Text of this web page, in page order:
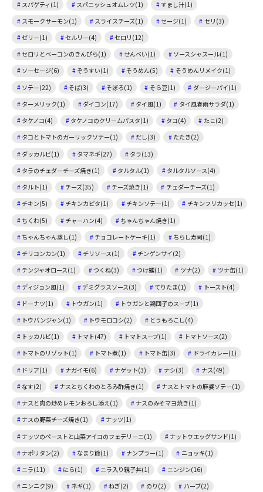
スパゲティ(1) スパニッシュオムレツ(1)
すまし汁(1)
スモークサーモン(1)
スライスチーズ(1) セージ(1)
セリ(3)
ゼリー(1)
セルリー(4)
セロリ(12)
セロリとベーコンのきんぴら(1)
せんべい(1)
ソースシャスール(1)
ソーセージ(6)
ぞうすい(1) そうめん(5)
そうめんリメイク(1)
ソテー(22)
そば(3) そぼろ(1) そら豆(1)
ダージーパイ(1)
ターメリック(1)
ダイコン(17) タイ風(1)
タイ風春雨サラダ(1)
タケノコ(4)
タケノコのクリームパスタ(1) タコ(4)
たこ(2)
タコとトマトのガーリックソテー(1)
だし(3)
たたき(2)
ダッカルビ(1)
タマネギ(27)
タラ(13)
タラのチェダーチーズ焼き(1)
タルタル(1)
タルタルソース(4)
タルト(1)
チーズ(35) チーズ焼き(1)
チェダーチーズ(1)
チキン(5)
チキンカピタ(1) チキンソテー(1)
チキンフリカッセ(1)
ちくわ(5)
チャーハン(4)
ちゃんちゃん焼き(1)
ちゃんちゃん蒸し(1)
チョコレートケーキ(1)
ちらし寿司(1)
チリコンカン(1)
チリソース(1)
チンゲンサイ(2)
チンジャオロース(1)
つくね(3) つけ麺(1) ツナ(2)
ツナ缶(1)
ディジョン風(1)
デミグラスソース(3) てりたま(1)
トースト(4)
ドーナツ(1)
トウガン(1)
トウガンと鶏団子のスープ(1)
トウバンジャン(1)
トウモロコシ(2)
とうもろこし(4)
トッカルビ(1)
トマト(47) トマトスープ(1)
トマトソース(2)
トマトのリゾット(1)
トマト煮(1) トマト缶(3)
ドライカレー(1)
ドリア(1)
ナガイモ(6) ナゲット(3) ナシ(3)
ナス(49)
なす(2)
ナスとちくわのとろみ酢焼き(1)
ナスとトマトの麻婆ソテー(1)
ナスと肉の炒めレモンおろし添え(1)
ナスのみそマヨ焼き(1)
ナスの野菜チーズ焼き(1)
ナッツ(1)
ナッツのペーストと山菜アイコのフェデリーニ(1)
ナットウエッグサンド(1)
ナポリタン(2)
なまり節(1) ナンプラー(1)
ニョッキ(1)
ニラ(11)
にら(1) ニラ入り親子丼(1)
ニンジン(16)
ニンニク(9)
ネギ(1) ねぎ(2) のり(2)
ハーブ(2)